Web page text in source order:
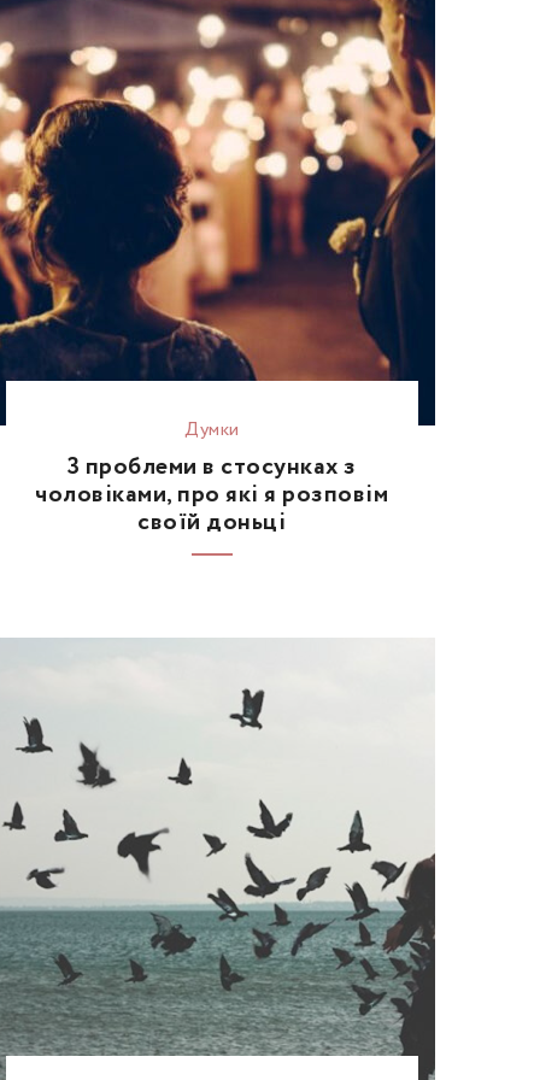
Думки
3 проблеми в стосунках з
чоловіками, про які я розповім
своїй доньці